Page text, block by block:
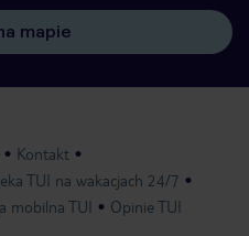
mapie
Kontakt
TUI na wakacjach 24/7
mobilna TUI Opinie TUI